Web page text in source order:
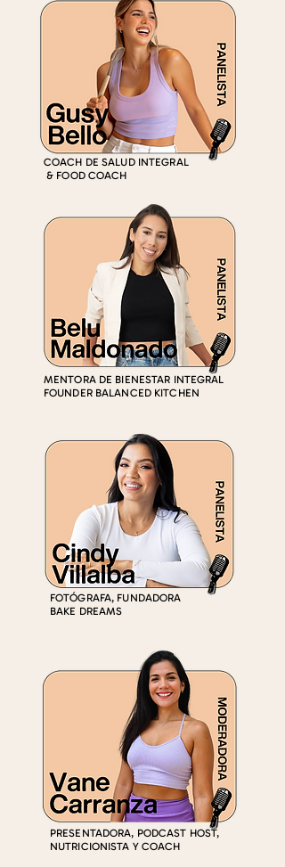
COACH DE SALUD INTEGRAL
& FOOD COACH
MENTORA DE BIENESTAR INTEGRAL
FOUNDER BALANCED KITCHEN
FOTÓGRAFA, FUNDADORA
BAKE DREAMS
PRESENTADORA, PODCAST HOST,
NUTRICIONISTA Y COACH